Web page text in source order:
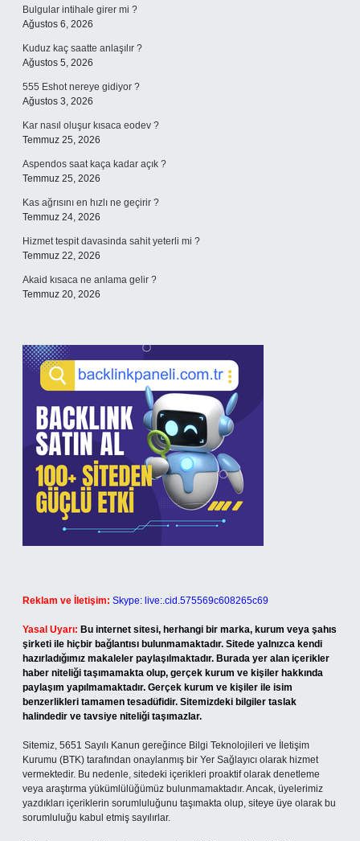
Bulgular intihale girer mi ?
Ağustos 6, 2026
Kuduz kaç saatte anlaşılır ?
Ağustos 5, 2026
555 Eshot nereye gidiyor ?
Ağustos 3, 2026
Kar nasıl oluşur kısaca eodev ?
Temmuz 25, 2026
Aspendos saat kaça kadar açık ?
Temmuz 25, 2026
Kas ağrısını en hızlı ne geçirir ?
Temmuz 24, 2026
Hizmet tespit davasinda sahit yeterli mi ?
Temmuz 22, 2026
Akaid kısaca ne anlama gelir ?
Temmuz 20, 2026
Reklam ve İletişim: Skype: live:.cid.575569c608265c69
Yasal Uyarı: Bu internet sitesi, herhangi bir marka, kurum veya şahıs
şirketi ile hiçbir bağlantısı bulunmamaktadır. Sitede yalnızca kendi
hazırladığımız makaleler paylaşılmaktadır. Burada yer alan içerikler
haber niteliği taşımamakta olup, gerçek kurum ve kişiler hakkında
paylaşım yapılmamaktadır. Gerçek kurum ve kişiler ile isim
benzerlikleri tamamen tesadüfidir. Sitemizdeki bilgiler taslak
halindedir ve tavsiye niteliği taşımazlar.
Sitemiz, 5651 Sayılı Kanun gereğince Bilgi Teknolojileri ve İletişim
Kurumu (BTK) tarafından onaylanmış bir Yer Sağlayıcı olarak hizmet
vermektedir. Bu nedenle, sitedeki içerikleri proaktif olarak denetleme
veya araştırma yükümlülüğümüz bulunmamaktadır. Ancak, üyelerimiz
yazdıkları içeriklerin sorumluluğunu taşımakta olup, siteye üye olarak bu
sorumluluğu kabul etmiş sayılırlar.